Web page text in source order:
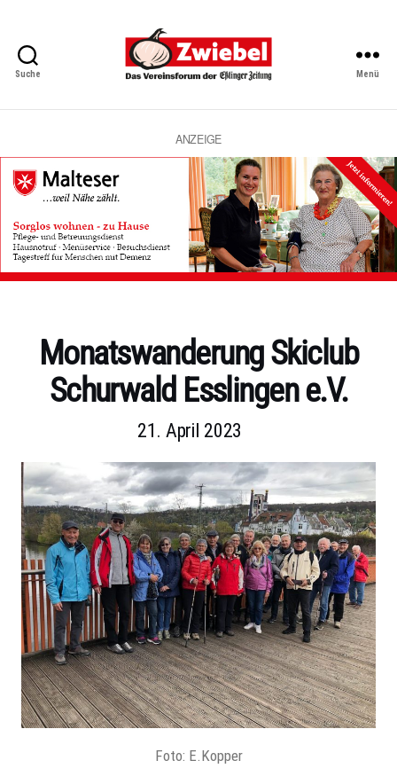
Suche
Vereinsforum
Eßlinger
Zeitung
Menü
ANZEIGE
Kategorien
Monatswanderung Skiclub
Schurwald Esslingen e.V.
21. April 2023
Foto: E.Kopper